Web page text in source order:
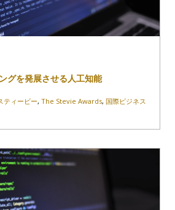
グを発展させる人工知能
ティービー, The Stevie Awards, 国際ビジネス